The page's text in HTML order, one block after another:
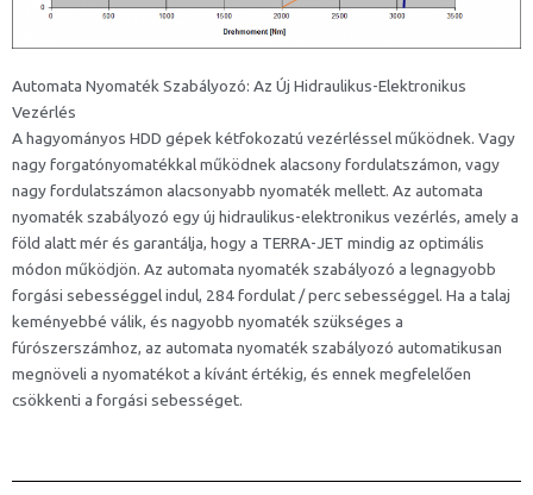
Automata Nyomaték Szabályozó: Az Új Hidraulikus-Elektronikus
Vezérlés
A hagyományos HDD gépek kétfokozatú vezérléssel működnek. Vagy
nagy forgatónyomatékkal működnek alacsony fordulatszámon, vagy
nagy fordulatszámon alacsonyabb nyomaték mellett. Az automata
nyomaték szabályozó egy új hidraulikus-elektronikus vezérlés, amely a
föld alatt mér és garantálja, hogy a TERRA-JET mindig az optimális
módon működjön. Az automata nyomaték szabályozó a legnagyobb
forgási sebességgel indul, 284 fordulat / perc sebességgel. Ha a talaj
keményebbé válik, és nagyobb nyomaték szükséges a
fúrószerszámhoz, az automata nyomaték szabályozó automatikusan
megnöveli a nyomatékot a kívánt értékig, és ennek megfelelően
csökkenti a forgási sebességet.